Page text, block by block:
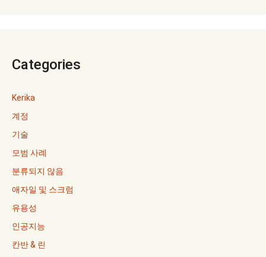
Categories
Kerika
계정
기술
모범 사례
분류되지 않음
애자일 및 스크럼
유용성
인공지능
칸반 & 린